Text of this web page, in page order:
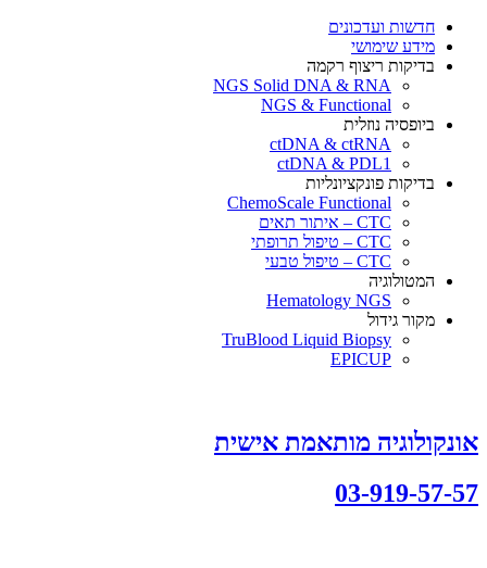
חדשות ועדכונים
מידע שימושי
בדיקות ריצוף רקמה
NGS Solid DNA & RNA
NGS & Functional
ביופסיה נוזלית
ctDNA & ctRNA
ctDNA & PDL1
בדיקות פונקציונליות
ChemoScale Functional
CTC – איתור תאים
CTC – טיפול תרופתי
CTC – טיפול טבעי
המטולוגיה
Hematology NGS
מקור גידול
TruBlood Liquid Biopsy
EPICUP
אונקולוגיה מותאמת אישית
03-919-57-57